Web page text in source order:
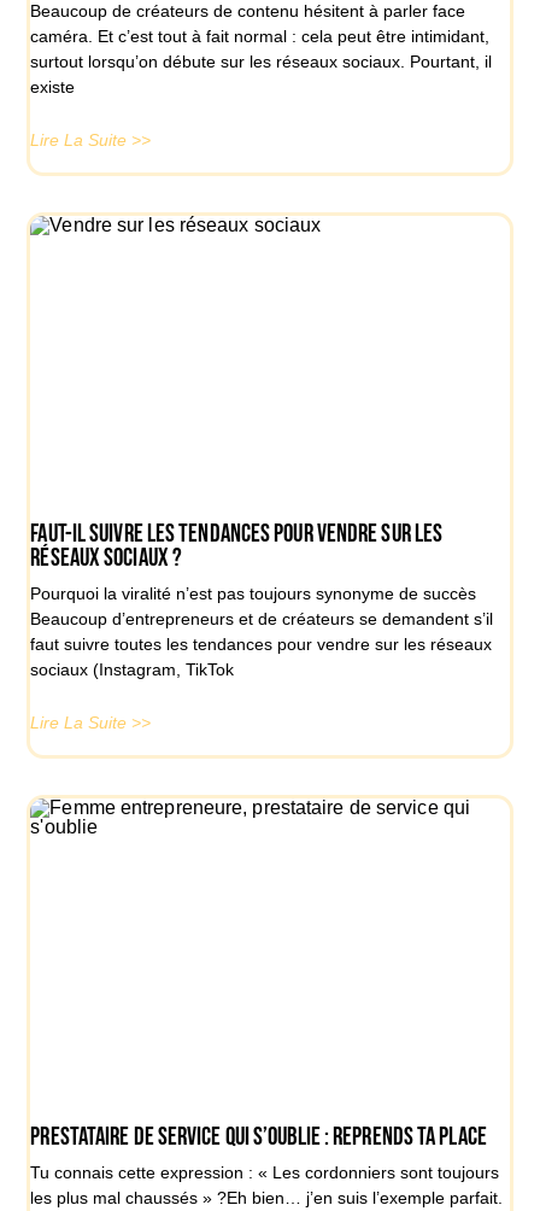
Beaucoup de créateurs de contenu hésitent à parler face
caméra. Et c’est tout à fait normal : cela peut être intimidant,
surtout lorsqu’on débute sur les réseaux sociaux. Pourtant, il
existe
Lire La Suite >>
Faut-il suivre les tendances pour vendre sur les
réseaux sociaux ?
Pourquoi la viralité n’est pas toujours synonyme de succès
Beaucoup d’entrepreneurs et de créateurs se demandent s’il
faut suivre toutes les tendances pour vendre sur les réseaux
sociaux (Instagram, TikTok
Lire La Suite >>
Prestataire de service qui s’oublie : reprends ta place
Tu connais cette expression : « Les cordonniers sont toujours
les plus mal chaussés » ?Eh bien… j’en suis l’exemple parfait.